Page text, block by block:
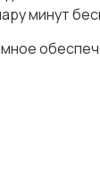
минут